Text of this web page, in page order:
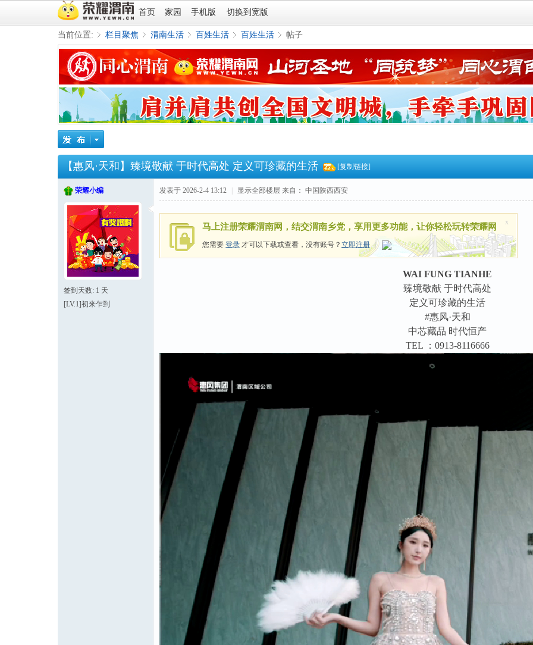
首页 家园 手机版 切换到宽版
当前位置:
»
栏目聚焦
›
渭南生活
›
百姓生活
›
百姓生活
›
帖子
【惠风·天和】臻境敬献 于时代高处 定义可珍藏的生活 [复制链接]
荣耀小编
签到天数: 1 天
[LV.1]初来乍到
发表于 2026-2-4 13:12 显示全部楼层 来自： 中国陕西西安
马上注册荣耀渭南网，结交渭南乡党，享用更多功能，让你轻松玩转荣耀网
您需要 登录 才可以下载或查看，没有账号？ 立即注册 |
x
WAI FUNG TIANHE
臻境敬献 于时代高处
定义可珍藏的生活
#惠风·天和
中芯藏品 时代恒产
TEL ：0913-8116666